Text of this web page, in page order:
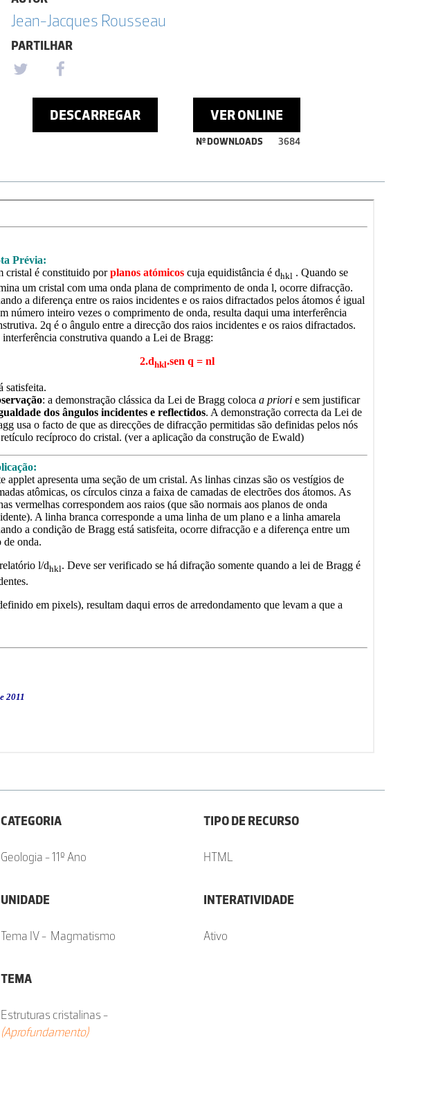
Jean-Jacques Rousseau
PARTILHAR
DESCARREGAR VER ONLINE
Nº DOWNLOADS 3684
CATEGORIA
Geologia - 11º Ano
UNIDADE
Tema IV - Magmatismo
TEMA
Estruturas cristalinas -
(Aprofundamento)
TIPO DE RECURSO
HTML
INTERATIVIDADE
Ativo